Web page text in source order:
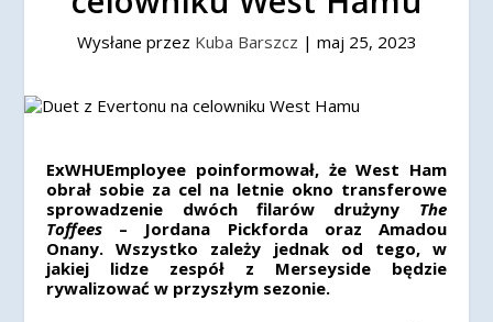
Wysłane przez Kuba Barszcz | maj 25, 2023
ExWHUEmployee poinformował, że West Ham
obrał sobie za cel na letnie okno transferowe
sprowadzenie dwóch filarów drużyny The
Toffees – Jordana Pickforda oraz Amadou
Onany. Wszystko zależy jednak od tego, w
jakiej lidze zespół z Merseyside będzie
rywalizować w przyszłym sezonie.